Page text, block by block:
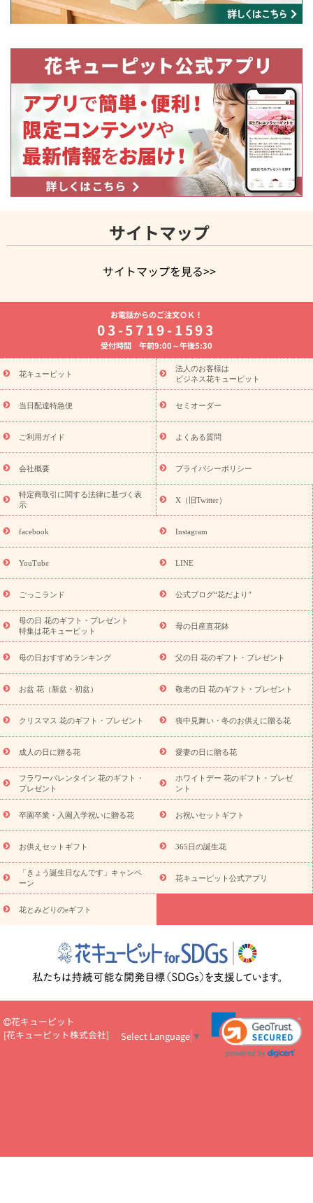
サイトマップ
サイトマップを見る>>
よく贈られる花
お祝いの花特集
誕生日フラワーギフト特集
8月の誕生花(トルコキキョウ)
開店・開業祝い
お供え・お悔やみ お供え・お悔やみの花
通夜・葬儀に贈る花 胡蝶蘭・花鉢
ーブドフラワー
季節のイベント
ひまわり ギフト・プレゼント
特集
お盆 花（新盆・初盆） 季節のイベント
お盆 花（新
盆・初盆）
お盆 花（新盆・初盆）
お盆・お供え 花とセットギ
フト
お盆・お供え プリザーブドフラワー
ひまわり ギフト・プ
レゼント特集
夏の花贈り・お中元・暑中見舞い 花のギフト特集
敬老の日におくる花ギフト・プレゼント特集
花ギフト・プレゼント特集
敬老の日 花のおすすめランキング
敬
老の日 花鉢植えのギフト・プレゼント特集
敬老の日 花とセットギ
フト・プレゼント特集
敬老の日の花 全てのギフト一覧
キャン
ペーン
映画『ウォーターガーディアンズ』コラボキャンペーン
「きょう誕生日なんです」キャンペーン
誕生日の花を探す
誕生日フラワーギフト 誕生日フラワーギフト特集
9月の誕生花(リンドウ)
ら探す
お祝いの花特集 当日配達特急便 お祝い商品一覧
念日
結婚祝い 出産祝い 退院祝い・快気祝い
寿祝い
プチギフト ペットのお祝いフラワー
供え・お悔やみ商品一覧
お供え・お悔やみの花
四十九日法要以
降に贈る花
通夜・葬儀に贈る花
お供え お花とセットギフト
お供え プリザーブドフラワー
ペットのお供えフラワー
お盆（新
盆・初盆）
その他 お祝い返し お見舞い
お取り寄せギフト
ビジネス用
ご自宅用 観葉植物 ミディ胡蝶蘭
プリザーブ
ドフラワー
スタイルから探す アレンジメント 花束
スタ
ンド花
お祝い お供え・お悔やみ 胡蝶蘭 胡蝶蘭・花鉢
ディ胡蝶蘭・お祝い
ミディ胡蝶蘭・お供え
世界初の青色胡蝶蘭
観葉植物
観葉植物 産直多肉植物
プリザーブドフラワー
お祝い
お供え・お悔やみ 花とセットギフト
セミオーダー
プチギフト（hanamore -ハナモア-）
花とみどりのeギフト
キューピットのeGfit
カラー ピンク イエローオレンジ
レッ
ド
お花の種類 トルコキキョウ
お祝い お祝い・3000円～ お祝い・4000円～
お祝い・
5000円～
お祝い・7000円～ お祝い・ 10000円～
お供え・お
悔やみ
円～
お供え・お悔やみ・
読み物
いのマナー
定年退職祝いのマナー
お祝いを贈るときのマナー・
花キューピットのお祝いコラム一覧
誕生日のお花を「色
彩心理学」で選ぶ方法
結婚祝いの予算相場
出産祝いお役立ち情
ール
新築引っ越し祝いコラム お祝い花のマナー総まとめ
職
場上司や先輩へ贈るお祝い花の正解は？
開店祝いの花 選び方ガイ
あり)
花キューピット×専門家
CO2排出量削減 / SDGsを考える
お電話からのご注文ＯＫ！
03-5719-1593
受付時間 午前9:00～午後5:30
花キューピット
法人のお客様は
ビジネス花キューピット
当日配達特急便 セミオーダー
ご利用ガイド よくある質問
会社概要 プライバシーポリシー
特定商取引に関する法律に基づく表
示
X（旧Twitter）
facebook Instagram
YouTube LINE
ごっこランド 公式ブログ“花だより”
母の日 花のギフト・プレゼント
特集は花キューピット
母の日産直花鉢
母の日おすすめランキング 父の日 花のギフト・プレゼント
お盆 花（新盆・初盆） 敬老の日 花のギフト・プレゼント
クリスマス 花のギフト・プレゼント 喪中見舞い・冬のお供えに贈る花
成人の日に贈る花 愛妻の日に贈る花
フラワーバレンタイン 花のギフト・
プレゼント
ホワイトデー 花のギフト・プレゼ
ント
卒園卒業・入園入学祝いに贈る花 お祝いセットギフト
お供えセットギフト 365日の誕生花
「きょう誕生日なんです」キャンペ
ーン
花キューピット公式アプリ
花とみどりのeギフト
花キューピット
[花キューピット株式会社] Select Language ▼